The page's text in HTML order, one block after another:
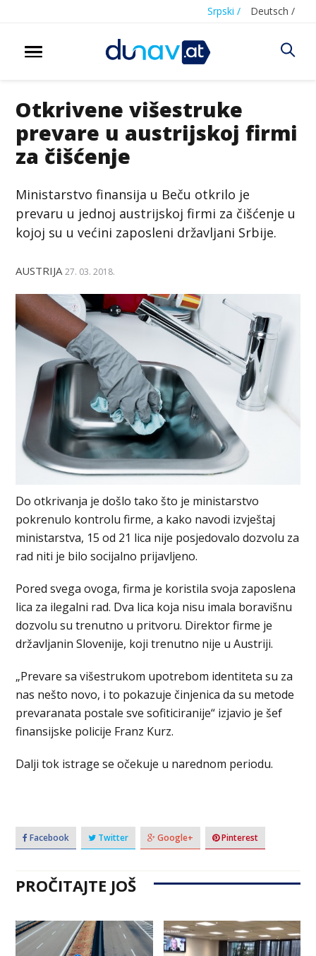
Srpski / Deutsch /
Otkrivene višestruke
prevare u austrijskoj firmi
za čišćenje
Ministarstvo finansija u Beču otkrilo je
prevaru u jednoj austrijskoj firmi za čišćenje u
kojoj su u većini zaposleni državljani Srbije.
AUSTRIJA 27. 03. 2018.
Do otkrivanja je došlo tako što je ministarstvo
pokrenulo kontrolu firme, a kako navodi izvještaj
ministarstva, 15 od 21 lica nije posjedovalo dozvolu za
rad niti je bilo socijalno prijavljeno.
Pored svega ovoga, firma je koristila svoja zaposlena
lica za ilegalni rad. Dva lica koja nisu imala boravišnu
dozvolu su trenutno u pritvoru. Direktor firme je
državljanin Slovenije, koji trenutno nije u Austriji.
„Prevare sa višestrukom upotrebom identiteta su za
nas nešto novo, i to pokazuje činjenica da su metode
prevaranata postale sve sofiticiranije“ izjavio je šef
finansijske policije Franz Kurz.
Dalji tok istrage se očekuje u narednom periodu.
Facebook Twitter Google+ Pinterest
PROČITAJTE JOŠ